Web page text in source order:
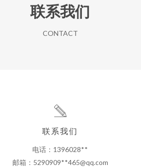
联系我们
CONTACT
联系我们
电话：1396028**
邮箱：5290909**465@qq.com